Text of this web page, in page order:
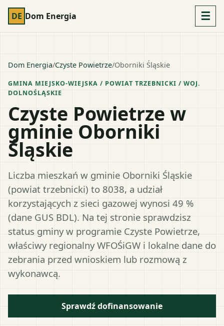
DE Dom Energia ☰
Dom Energia/Czyste Powietrze/Oborniki Śląskie
GMINA MIEJSKO-WIEJSKA / POWIAT TRZEBNICKI / WOJ.
DOLNOŚLĄSKIE
Czyste Powietrze w
gminie Oborniki
Śląskie
Liczba mieszkań w gminie Oborniki Śląskie
(powiat trzebnicki) to 8038, a udział
korzystających z sieci gazowej wynosi 49 %
(dane GUS BDL). Na tej stronie sprawdzisz
status gminy w programie Czyste Powietrze,
właściwy regionalny WFOŚiGW i lokalne dane do
zebrania przed wnioskiem lub rozmową z
wykonawcą.
Sprawdź dofinansowanie